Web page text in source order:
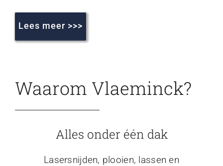
Lees meer >>>
Waarom Vlaeminck?
Alles onder één dak
Lasersnijden, plooien, lassen en